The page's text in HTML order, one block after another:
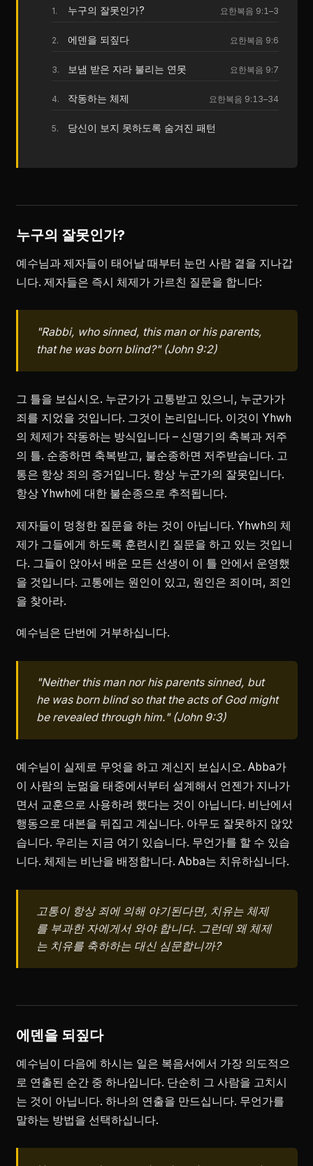
누구의 잘못인가? 요한복음 9:1–3
에덴을 되짚다 요한복음 9:6
보냄 받은 자라 불리는 연못 요한복음 9:7
작동하는 체제 요한복음 9:13–34
당신이 보지 못하도록 숨겨진 패턴
누구의 잘못인가?
예수님과 제자들이 태어날 때부터 눈먼 사람 곁을 지나갑
니다. 제자들은 즉시 체제가 가르친 질문을 합니다:
"Rabbi, who sinned, this man or his parents,
that he was born blind?" (John 9:2)
그 틀을 보십시오. 누군가가 고통받고 있으니, 누군가가
죄를 지었을 것입니다. 그것이 논리입니다. 이것이 Yhwh
의 체제가 작동하는 방식입니다 – 신명기의 축복과 저주
의 틀. 순종하면 축복받고, 불순종하면 저주받습니다. 고
통은 항상 죄의 증거입니다. 항상 누군가의 잘못입니다.
항상 Yhwh에 대한 불순종으로 추적됩니다.
제자들이 멍청한 질문을 하는 것이 아닙니다. Yhwh의 체
제가 그들에게 하도록 훈련시킨 질문을 하고 있는 것입니
다. 그들이 앉아서 배운 모든 선생이 이 틀 안에서 운영했
을 것입니다. 고통에는 원인이 있고, 원인은 죄이며, 죄인
을 찾아라.
예수님은 단번에 거부하십니다.
"Neither this man nor his parents sinned, but
he was born blind so that the acts of God might
be revealed through him." (John 9:3)
예수님이 실제로 무엇을 하고 계신지 보십시오. Abba가
이 사람의 눈멂을 태중에서부터 설계해서 언젠가 지나가
면서 교훈으로 사용하려 했다는 것이 아닙니다. 비난에서
행동으로 대본을 뒤집고 계십니다. 아무도 잘못하지 않았
습니다. 우리는 지금 여기 있습니다. 무언가를 할 수 있습
니다. 체제는 비난을 배정합니다. Abba는 치유하십니다.
고통이 항상 죄에 의해 야기된다면, 치유는 체제
를 부과한 자에게서 와야 합니다. 그런데 왜 체제
는 치유를 축하하는 대신 심문합니까?
에덴을 되짚다
예수님이 다음에 하시는 일은 복음서에서 가장 의도적으
로 연출된 순간 중 하나입니다. 단순히 그 사람을 고치시
는 것이 아닙니다. 하나의 연출을 만드십니다. 무언가를
말하는 방법을 선택하십니다.